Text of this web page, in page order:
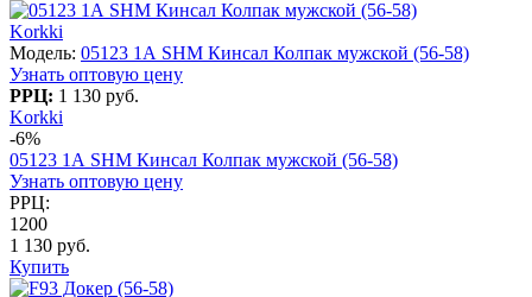
Korkki
Модель: 05123 1А SHM Кинсал Колпак мужской (56-58)
Узнать оптовую цену
РРЦ: 1 130 руб.
Korkki
-6%
05123 1А SHM Кинсал Колпак мужской (56-58)
Узнать оптовую цену
РРЦ:
1200
1 130 руб.
Купить